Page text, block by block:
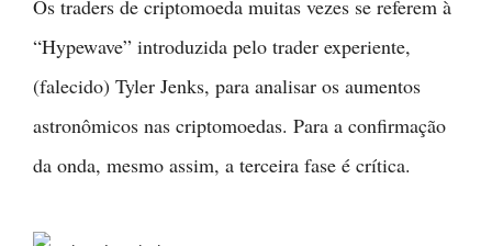
Os traders de criptomoeda muitas vezes se referem à
“Hypewave” introduzida pelo trader experiente,
(falecido) Tyler Jenks, para analisar os aumentos
astronômicos nas criptomoedas. Para a confirmação
da onda, mesmo assim, a terceira fase é crítica.